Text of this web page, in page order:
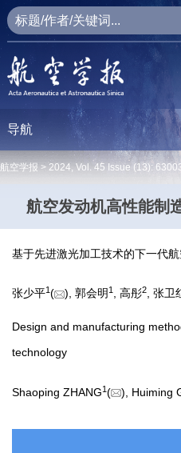
导航
航空学报 > 2024, Vol. 45 Issue (13):
航空发动机高性能制
基于先进激光加工技术的下一代
张少平1( ), 郭会明 1 , 高彤2, 张卫
Design and manufacturing
technology
Shaoping ZHANG1( ), Huiming